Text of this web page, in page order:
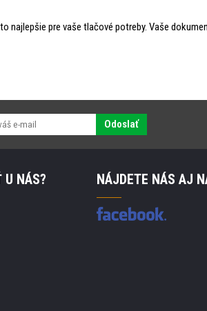
najlepšie pre vaše tlačové potreby. Vaše
Odoslať
U NÁS? NÁJDETE NÁS AJ